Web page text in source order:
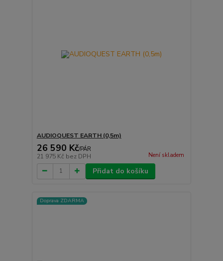
AUDIOQUEST EARTH (0,5m)
26 590 Kč/PÁR
21 975 Kč bez DPH Není skladem
Přidat do košíku
Doprava ZDARMA